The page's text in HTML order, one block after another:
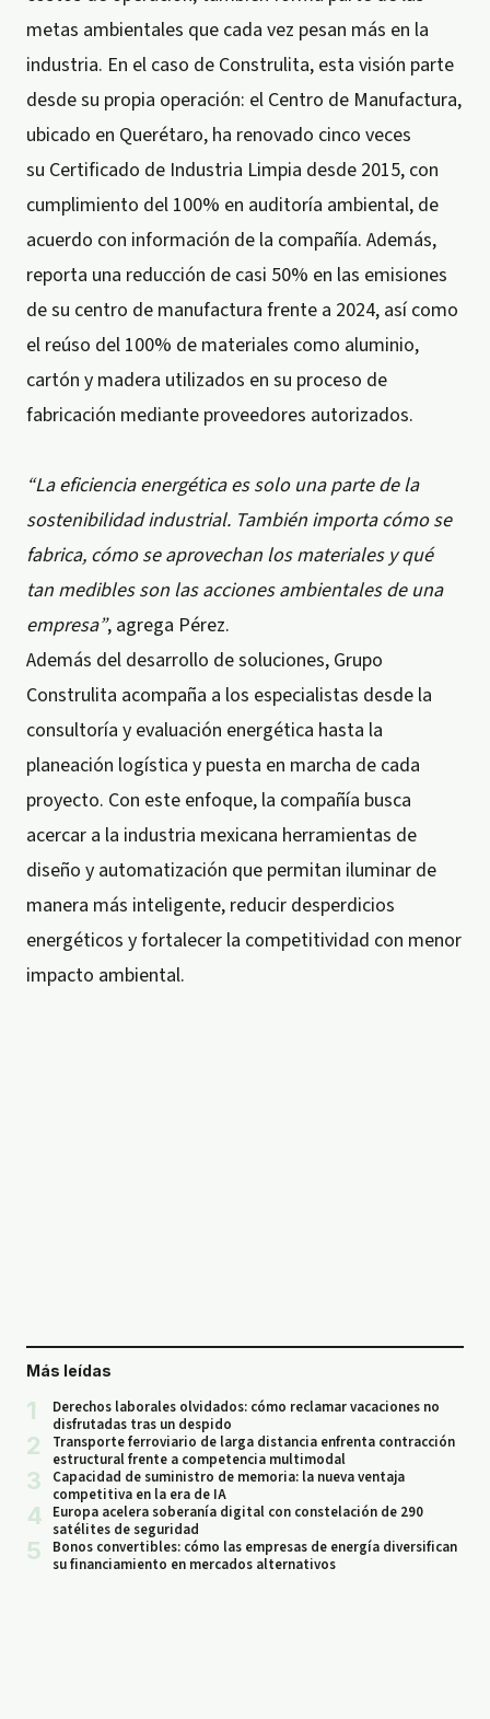
metas ambientales que cada vez pesan más en la
industria. En el caso de Construlita, esta visión parte
desde su propia operación: el Centro de Manufactura,
ubicado en Querétaro, ha renovado cinco veces
su Certificado de Industria Limpia desde 2015, con
cumplimiento del 100% en auditoría ambiental, de
acuerdo con información de la compañía. Además,
reporta una reducción de casi 50% en las emisiones
de su centro de manufactura frente a 2024, así como
el reúso del 100% de materiales como aluminio,
cartón y madera utilizados en su proceso de
fabricación mediante proveedores autorizados.
“La eficiencia energética es solo una parte de la
sostenibilidad industrial. También importa cómo se
fabrica, cómo se aprovechan los materiales y qué
tan medibles son las acciones ambientales de una
empresa”, agrega Pérez.
Además del desarrollo de soluciones, Grupo
Construlita acompaña a los especialistas desde la
consultoría y evaluación energética hasta la
planeación logística y puesta en marcha de cada
proyecto. Con este enfoque, la compañía busca
acercar a la industria mexicana herramientas de
diseño y automatización que permitan iluminar de
manera más inteligente, reducir desperdicios
energéticos y fortalecer la competitividad con menor
impacto ambiental.
Más leídas
1
Derechos laborales olvidados: cómo reclamar vacaciones no
disfrutadas tras un despido
2
Transporte ferroviario de larga distancia enfrenta contracción
estructural frente a competencia multimodal
3
Capacidad de suministro de memoria: la nueva ventaja
competitiva en la era de IA
4
Europa acelera soberanía digital con constelación de 290
satélites de seguridad
5
Bonos convertibles: cómo las empresas de energía diversifican
su financiamiento en mercados alternativos